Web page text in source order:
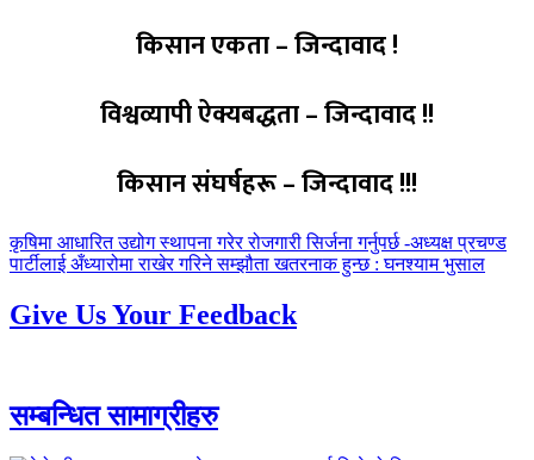
किसान एकता – जिन्दावाद !
विश्वव्यापी ऐक्यबद्धता – जिन्दावाद !!
किसान संघर्षहरू – जिन्दावाद !!!
पछिल्लाे
-
कृषिमा आधारित उद्योग स्थापना गरेर रोजगारी सिर्जना गर्नुपर्छ -अध्यक्ष प्रचण्ड
अघिल्लाे
पार्टीलाई अँध्यारोमा राखेर गरिने सम्झौता खतरनाक हुन्छ : घनश्याम भुसाल
Give Us Your Feedback
सम्बन्धित सामाग्रीहरु